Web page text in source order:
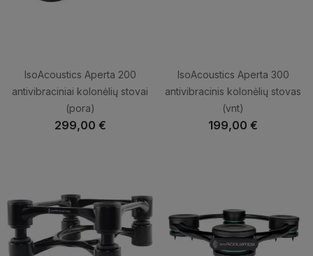
IsoAcoustics Aperta 200
antivibraciniai kolonėlių stovai
(pora)
299,00 €
IsoAcoustics Aperta 300
antivibracinis kolonėlių stovas
(vnt)
199,00 €